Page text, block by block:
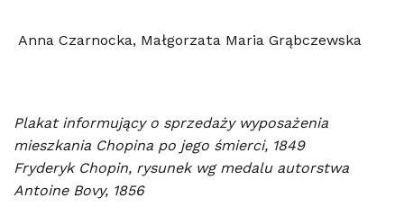
Anna Czarnocka, Małgorzata Maria Grąbczewska
Plakat informujący o sprzedaży wyposażenia
mieszkania Chopina po jego śmierci, 1849
Fryderyk Chopin, rysunek wg medalu autorstwa
Antoine Bovy, 1856